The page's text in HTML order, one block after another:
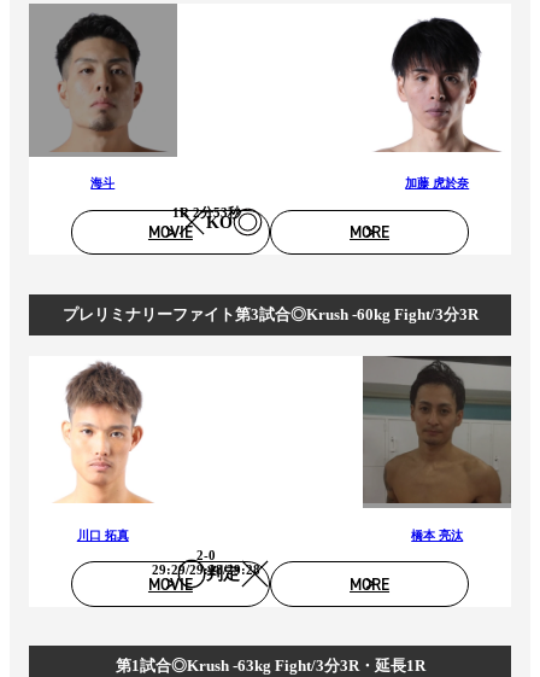
海斗
KO
1R 2分53秒
加藤 虎於奈
MOVIE MORE
プレリミナリーファイト第3試合◎Krush -60kg Fight/3分3R
川口 拓真
判定
2-0
29:29/29:28/29:28
橋本 亮汰
MOVIE MORE
第1試合◎Krush -63kg Fight/3分3R・延長1R